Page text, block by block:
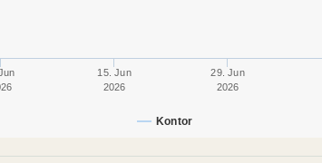
Kontor
15. Jun
2026
29. Jun
2026